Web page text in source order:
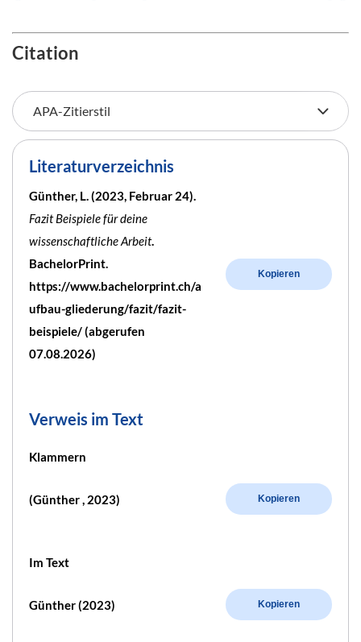
Citation
Literaturverzeichnis
Günther, L. (2023, Februar 24).
Fazit Beispiele für deine
wissenschaftliche Arbeit.
BachelorPrint.
https://www.bachelorprint.ch/a
ufbau-gliederung/fazit/fazit-
beispiele/ (abgerufen
07.08.2026)
Kopieren
Verweis im Text
Klammern
(Günther , 2023) Kopieren
Im Text
Günther (2023) Kopieren